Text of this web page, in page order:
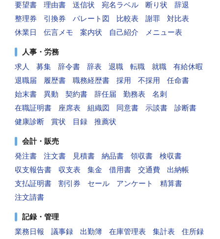
要望書
理由書 送信状 宛名ラベル 断り状
辞退
整理券
引換券 パレート図 比較表 謝罪
対比表
休業日
伝言メモ 案内状 自己紹介 メニュー表
人事・労務
求人
募集 辞令書 辞表 退職 転職 就職
有給休暇
退職届
履歴書 職務経歴書 採用 不採用
任命書
始末書
異動 契約書 辞任届 勤務表
名刺
在職証明書
座席表 組織図 同意書 示談書
診断書
健康診断
賞状 目録 推薦状
会計・販売
発注書
注文書 見積書 納品書 領収書
検収書
収支報告書
収支表 集金 借用書 交通費
出納帳
支払証明書
割引券 セール アンケート
精算書
注文請書
記録・管理
業務日報
議事録 出勤簿 在庫管理表 集計表
住所録